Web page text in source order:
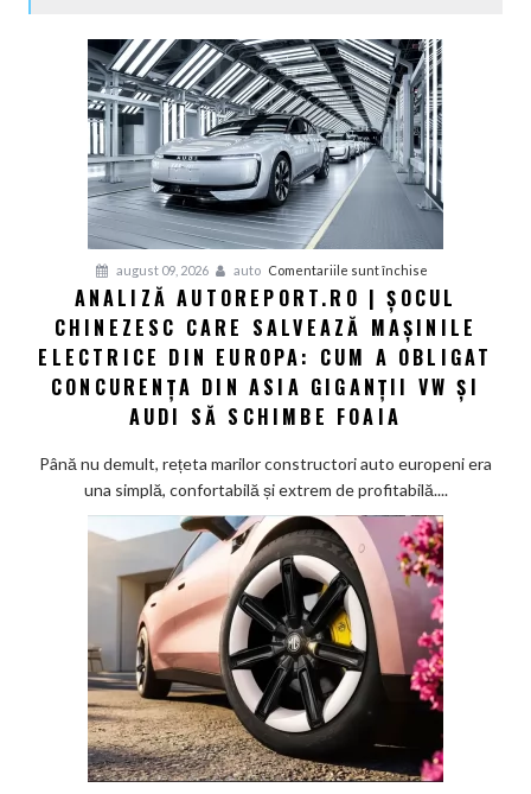
august 09, 2026 auto Comentariile sunt închise
Autoreport.ro
|
chinezesc
din
Europa:
Cum
a
obligat
concurența
din
Asia
giganții
VW
ANALIZĂ AUTOREPORT.RO | ȘOCUL
CHINEZESC CARE SALVEAZĂ MAȘINILE
ELECTRICE DIN EUROPA: CUM A OBLIGAT
CONCURENȚA DIN ASIA GIGANȚII VW ȘI
AUDI SĂ SCHIMBE FOAIA
Până nu demult, rețeta marilor constructori auto europeni era
una simplă, confortabilă și extrem de profitabilă....